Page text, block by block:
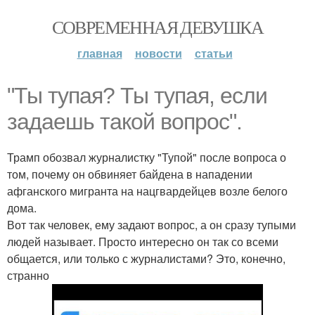
СОВРЕМЕННАЯ ДЕВУШКА
главная новости статьи
"Ты тупая? Ты тупая, если
задаешь такой вопрос".
Трамп обозвал журналистку "Тупой" после вопроса о
том, почему он обвиняет байдена в нападении
афганского мигранта на нацгвардейцев возле белого
дома.
Вот так человек, ему задают вопрос, а он сразу тупыми
людей называет. Просто интересно он так со всеми
общается, или только с журналистами? Это, конечно,
странно